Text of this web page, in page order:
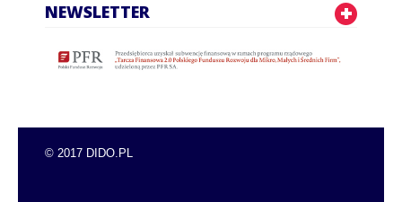
NEWSLETTER
© 2017 DIDO.PL